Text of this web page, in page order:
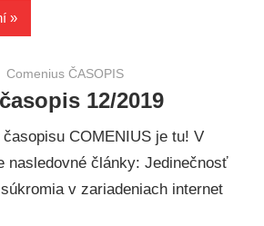
Comenius ČASOPIS
12/2019
COMENIUS je tu! V
nasledovné články: Jedinečnosť
v zariadeniach internet